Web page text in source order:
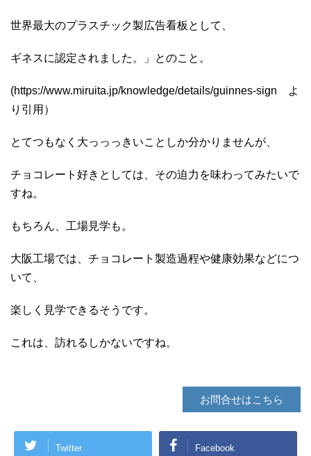
世界最大のプラスチック製広告看板として、
ギネスに認定されました。」とのこと。
(https://www.miruita.jp/knowledge/details/guinnes-sign よ
り引用）
とてつもなく大っっっきいことしか分かりませんが、
チョコレート好きとしては、その迫力を味わってみたいで
すね。
もちろん、工場見学も。
大阪工場では、チョコレート製造過程や健康効果などにつ
いて、
楽しく見学できるそうです。
これは、訪れるしかないですね。
お問合せはこちら
Twitter Facebook